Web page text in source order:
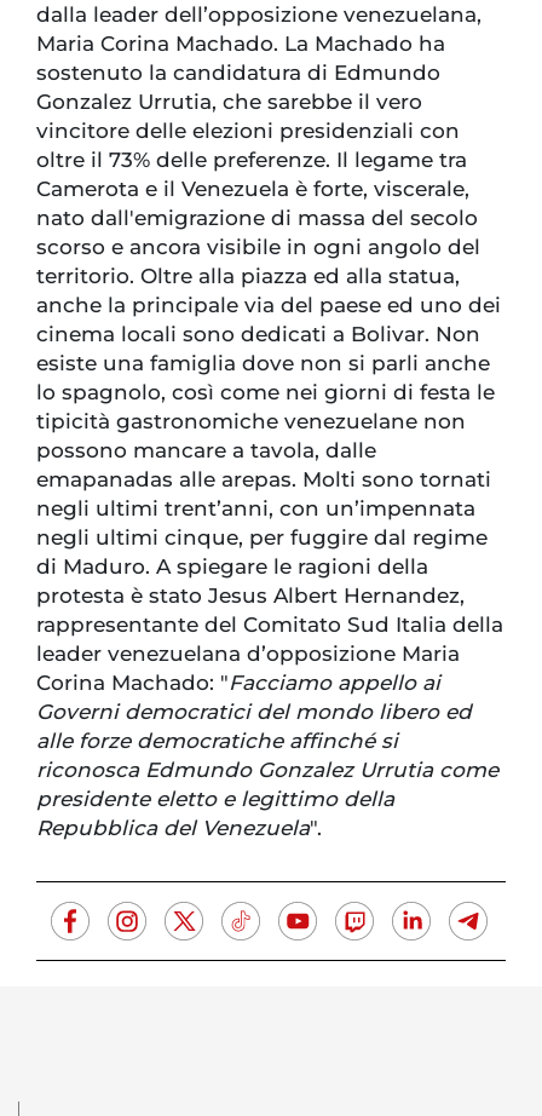
dalla leader dell’opposizione venezuelana,
Maria Corina Machado. La Machado ha
sostenuto la candidatura di Edmundo
Gonzalez Urrutia, che sarebbe il vero
vincitore delle elezioni presidenziali con
oltre il 73% delle preferenze. Il legame tra
Camerota e il Venezuela è forte, viscerale,
nato dall'emigrazione di massa del secolo
scorso e ancora visibile in ogni angolo del
territorio. Oltre alla piazza ed alla statua,
anche la principale via del paese ed uno dei
cinema locali sono dedicati a Bolivar. Non
esiste una famiglia dove non si parli anche
lo spagnolo, così come nei giorni di festa le
tipicità gastronomiche venezuelane non
possono mancare a tavola, dalle
emapanadas alle arepas. Molti sono tornati
negli ultimi trent’anni, con un’impennata
negli ultimi cinque, per fuggire dal regime
di Maduro. A spiegare le ragioni della
protesta è stato Jesus Albert Hernandez,
rappresentante del Comitato Sud Italia della
leader venezuelana d’opposizione Maria
Corina Machado: "Facciamo appello ai
Governi democratici del mondo libero ed
alle forze democratiche affinché si
riconosca Edmundo Gonzalez Urrutia come
presidente eletto e legittimo della
Repubblica del Venezuela".